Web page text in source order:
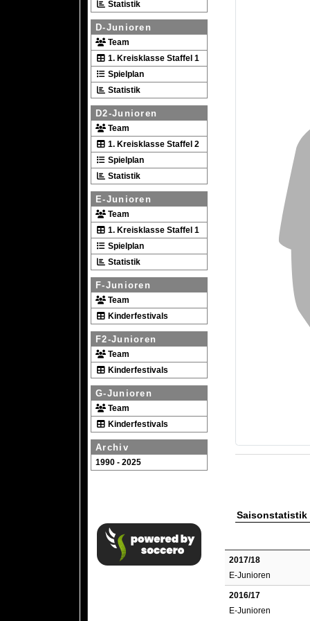
Statistik
D-Junioren
Team
1. Kreisklasse Staffel 1
Spielplan
Statistik
D2-Junioren
Team
1. Kreisklasse Staffel 2
Spielplan
Statistik
E-Junioren
Team
1. Kreisklasse Staffel 1
Spielplan
Statistik
F-Junioren
Team
Kinderfestivals
F2-Junioren
Team
Kinderfestivals
G-Junioren
Team
Kinderfestivals
Archiv
1990 - 2025
Saisonstatistik
2017/18
E-Junioren
2016/17
E-Junioren